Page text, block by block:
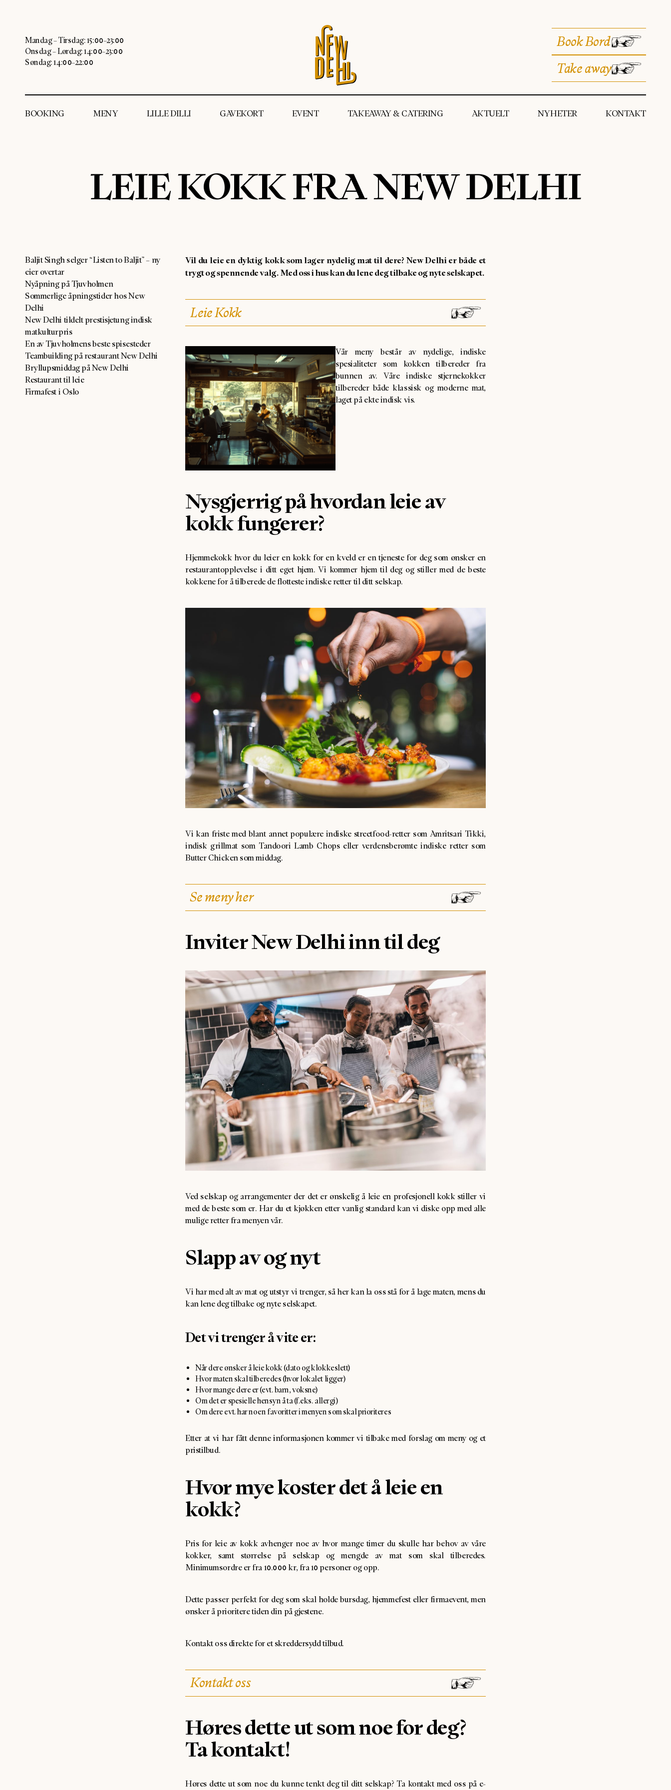
Mandag – Tirsdag: 15:00–23:00
Onsdag – Lørdag: 14:00–23:00
Søndag: 14:00–22:00
Book Bord
Take away
BOOKING MENY LILLE DILLI GAVEKORT EVENT TAKEAWAY & CATERING AKTUELT NYHETER KONTAKT
LEIE KOKK FRA NEW DELHI
Baljit Singh selger “Listen to Baljit” – ny
eier overtar
Nyåpning på Tjuvholmen
Sommerlige åpningstider hos New
Delhi
New Delhi tildelt prestisjetung indisk
matkulturpris
En av Tjuvholmens beste spisesteder
Teambuilding på restaurant New Delhi
Bryllupsmiddag på New Delhi
Restaurant til leie
Firmafest i Oslo
Vil du leie en dyktig kokk som lager nydelig mat til dere? New Delhi er både et
trygt og spennende valg. Med oss i hus kan du lene deg tilbake og nyte selskapet.
Leie Kokk
Vår meny består av nydelige, indiske
spesialiteter som kokken tilbereder fra
bunnen av. Våre indiske stjernekokker
tilbereder både klassisk og moderne mat,
laget på ekte indisk vis.
Nysgjerrig på hvordan leie av
kokk fungerer?
Hjemmekokk hvor du leier en kokk for en kveld er en tjeneste for deg som ønsker en
restaurantopplevelse i ditt eget hjem. Vi kommer hjem til deg og stiller med de beste
kokkene for å tilberede de flotteste indiske retter til ditt selskap.
Vi kan friste med blant annet populære indiske streetfood-retter som Amritsari Tikki,
indisk grillmat som Tandoori Lamb Chops eller verdensberømte indiske retter som
Butter Chicken som middag.
Se meny her
Inviter New Delhi inn til deg
Ved selskap og arrangementer der det er ønskelig å leie en profesjonell kokk stiller vi
med de beste som er. Har du et kjøkken etter vanlig standard kan vi diske opp med alle
mulige retter fra menyen vår.
Slapp av og nyt
Vi har med alt av mat og utstyr vi trenger, så her kan la oss stå for å lage maten, mens du
kan lene deg tilbake og nyte selskapet.
Det vi trenger å vite er:
Når dere ønsker å leie kokk (dato og klokkeslett)
Hvor maten skal tilberedes (hvor lokalet ligger)
Hvor mange dere er (evt. barn, voksne)
Om det er spesielle hensyn å ta (f.eks. allergi)
Om dere evt. har noen favoritter i menyen som skal prioriteres
Etter at vi har fått denne informasjonen kommer vi tilbake med forslag om meny og et
pristilbud.
Hvor mye koster det å leie en
kokk?
Pris for leie av kokk avhenger noe av hvor mange timer du skulle har behov av våre
kokker, samt størrelse på selskap og mengde av mat som skal tilberedes.
Minimumsordre er fra 10.000 kr, fra 10 personer og opp.
Dette passer perfekt for deg som skal holde bursdag, hjemmefest eller firmaevent, men
ønsker å prioritere tiden din på gjestene.
Kontakt oss direkte for et skreddersydd tilbud.
Kontakt oss
Høres dette ut som noe for deg?
Ta kontakt!
Høres dette ut som noe du kunne tenkt deg til ditt selskap? Ta kontakt med oss på e-